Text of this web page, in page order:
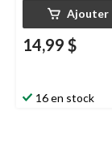
Ajouter
14,99 $
16 en stock